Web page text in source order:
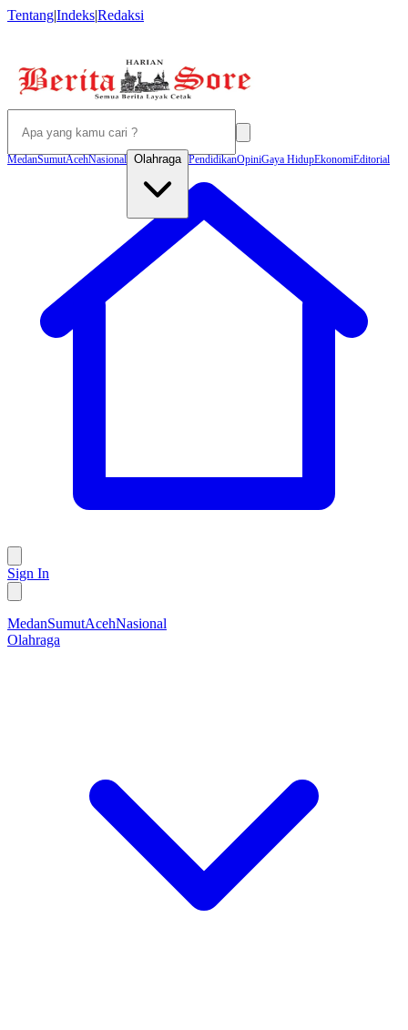
Tentang|Indeks|Redaksi
MedanSumutAcehNasional Olahraga PendidikanOpiniGaya HidupEkonomiEditorial
Sign In
MedanSumutAcehNasional
Olahraga